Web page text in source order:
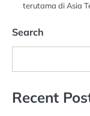
terutama di Asia
Search
Recent